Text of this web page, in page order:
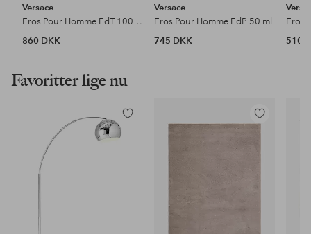
Versace
Eros Pour Homme EdT 100 ml
860 DKK
Versace
Eros Pour Homme EdP 50 ml
745 DKK
Eros
510
Favoritter lige nu
Tilføj
til
Tilføj